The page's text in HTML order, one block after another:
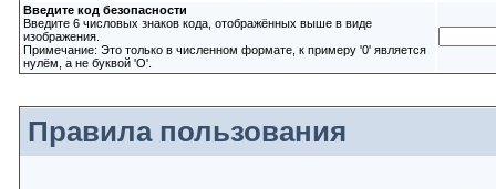
Введите код безопасности
Введите 6 числовых знаков кода, отображённых выше в виде
изображения.
Примечание: Это только в численном формате, к примеру '0' является
нулём, а не буквой 'O'.
Правила пользования